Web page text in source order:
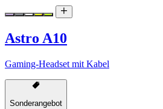
Astro A10
Gaming-Headset mit Kabel
Sonderangebot